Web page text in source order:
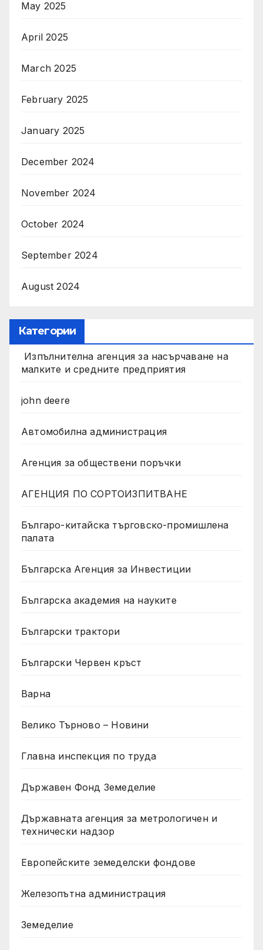
May 2025
April 2025
March 2025
February 2025
January 2025
December 2024
November 2024
October 2024
September 2024
August 2024
Категории
Изпълнителна агенция за насърчаване на
малките и средните предприятия
john deere
Автомобилна администрация
Агенция за обществени поръчки
АГЕНЦИЯ ПО СОРТОИЗПИТВАНЕ
Българо-китайска търговско-промишлена
палата
Българска Агенция за Инвестиции
Българска академия на науките
Български трактори
Български Червен кръст
Варна
Велико Търново – Новини
Главна инспекция по труда
Държавен Фонд Земеделие
Държавната агенция за метрологичен и
технически надзор
Европейските земеделски фондове
Железопътна администрация
Земеделие